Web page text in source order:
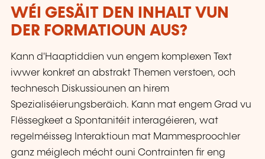
WÉI GESÄIT DEN INHALT VUN
DER FORMATIOUN AUS?
Kann d'Haaptiddien vun engem komplexen Text
iwwer konkret an abstrakt Themen verstoen, och
technesch Diskussiounen an hirem
Spezialiséierungsberäich. Kann mat engem Grad vu
Flëssegkeet a Spontanitéit interagéieren, wat
regelméisseg Interaktioun mat Mammesproochler
ganz méiglech mécht ouni Contrainten fir eng